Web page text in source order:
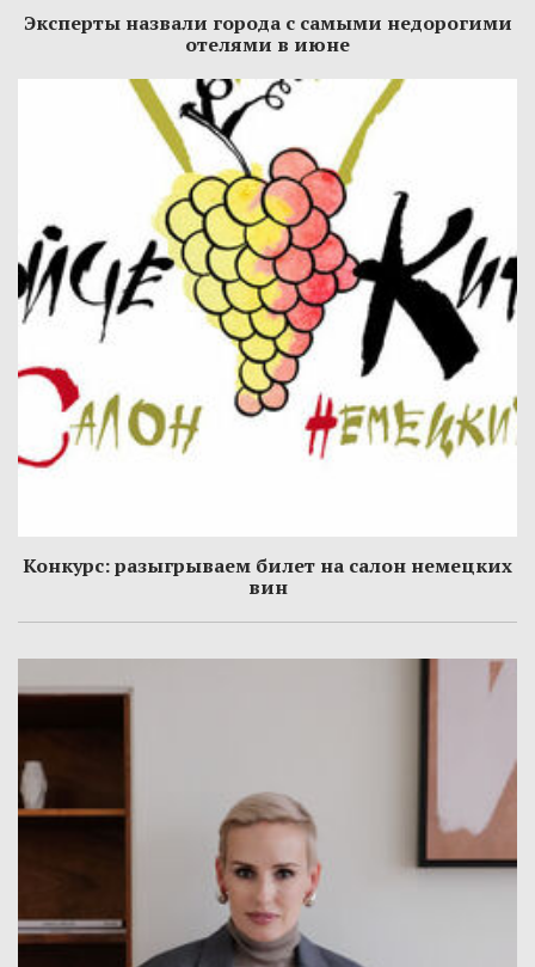
Эксперты назвали города с самыми недорогими
отелями в июне
Конкурс: разыгрываем билет на салон немецких
вин